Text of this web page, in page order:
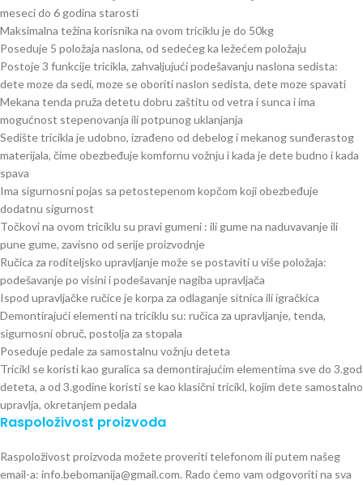
meseci do 6 godina starosti
Maksimalna težina korisnika na ovom triciklu je do 50kg
Poseduje 5 položaja naslona, od sedećeg ka ležećem položaju
Postoje 3 funkcije tricikla, zahvaljujući podešavanju naslona sedista:
dete moze da sedi, moze se oboriti naslon sedista, dete moze spavati
Mekana tenda pruža detetu dobru zaštitu od vetra i sunca i ima
mogućnost stepenovanja ili potpunog uklanjanja
Sedište tricikla je udobno, izrađeno od debelog i mekanog sunđerastog
materijala, čime obezbeđuje komfornu vožnju i kada je dete budno i kada
spava
Ima sigurnosni pojas sa petostepenom kopčom koji obezbeđuje
dodatnu sigurnost
Točkovi na ovom triciklu su pravi gumeni : ili gume na naduvavanje ili
pune gume, zavisno od serije proizvodnje
Ručica za roditeljsko upravljanje može se postaviti u više položaja:
podešavanje po visini i podešavanje nagiba upravljača
Ispod upravljačke ručice je korpa za odlaganje sitnica ili igračkica
Demontirajući elementi na triciklu su: ručica za upravljanje, tenda,
sigurnosni obruč, postolja za stopala
Poseduje pedale za samostalnu vožnju deteta
Tricikl se koristi kao guralica sa demontirajućim elementima sve do 3.god
deteta, a od 3.godine koristi se kao klasični tricikl, kojim dete samostalno
upravlja, okretanjem pedala
Raspoloživost proizvoda
Raspoloživost proizvoda možete proveriti telefonom ili putem našeg
email-a: info.bebomanija@gmail.com. Rado ćemo vam odgovoriti na sva